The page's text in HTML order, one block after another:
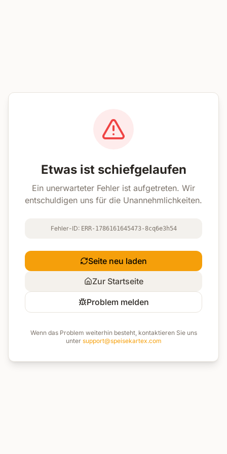
Etwas ist schiefgelaufen
Ein unerwarteter Fehler ist aufgetreten. Wir
entschuldigen uns für die Unannehmlichkeiten.
Fehler-ID: ERR-1786161645473-8cq6e3h54
Seite neu laden
Zur Startseite
Problem melden
Wenn das Problem weiterhin besteht, kontaktieren Sie uns
unter support@speisekartex.com